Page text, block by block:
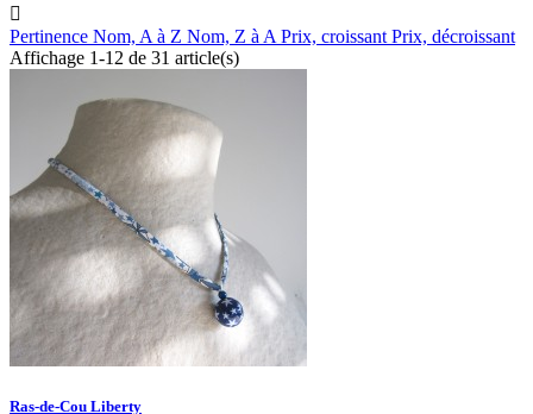

Pertinence Nom, A à Z Nom, Z à A Prix, croissant Prix, décroissant
Affichage 1-12 de 31 article(s)
Ras-de-Cou Liberty